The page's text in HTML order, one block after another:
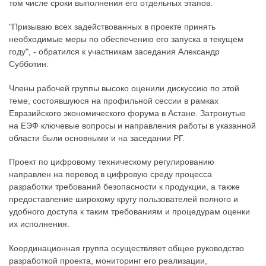
том числе сроки выполнения его отдельных этапов.
"Призываю всех задействованных в проекте принять
необходимые меры по обеспечению его запуска в текущем
году", - обратился к участникам заседания Александр
Субботин.
Члены рабочей группы высоко оценили дискуссию по этой
теме, состоявшуюся на профильной сессии в рамках
Евразийского экономического форума в Астане. Затронутые
на ЕЭФ ключевые вопросы и направления работы в указанной
области были основными и на заседании РГ.
Проект по цифровому техническому регулированию
направлен на перевод в цифровую среду процесса
разработки требований безопасности к продукции, а также
предоставление широкому кругу пользователей полного и
удобного доступа к таким требованиям и процедурам оценки
их исполнения.
Координационная группа осуществляет общее руководство
разработкой проекта, мониторинг его реализации,